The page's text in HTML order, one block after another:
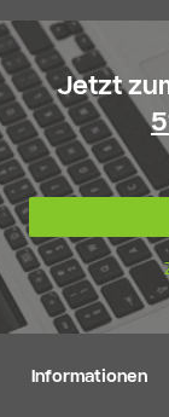
Jetzt
Informationen